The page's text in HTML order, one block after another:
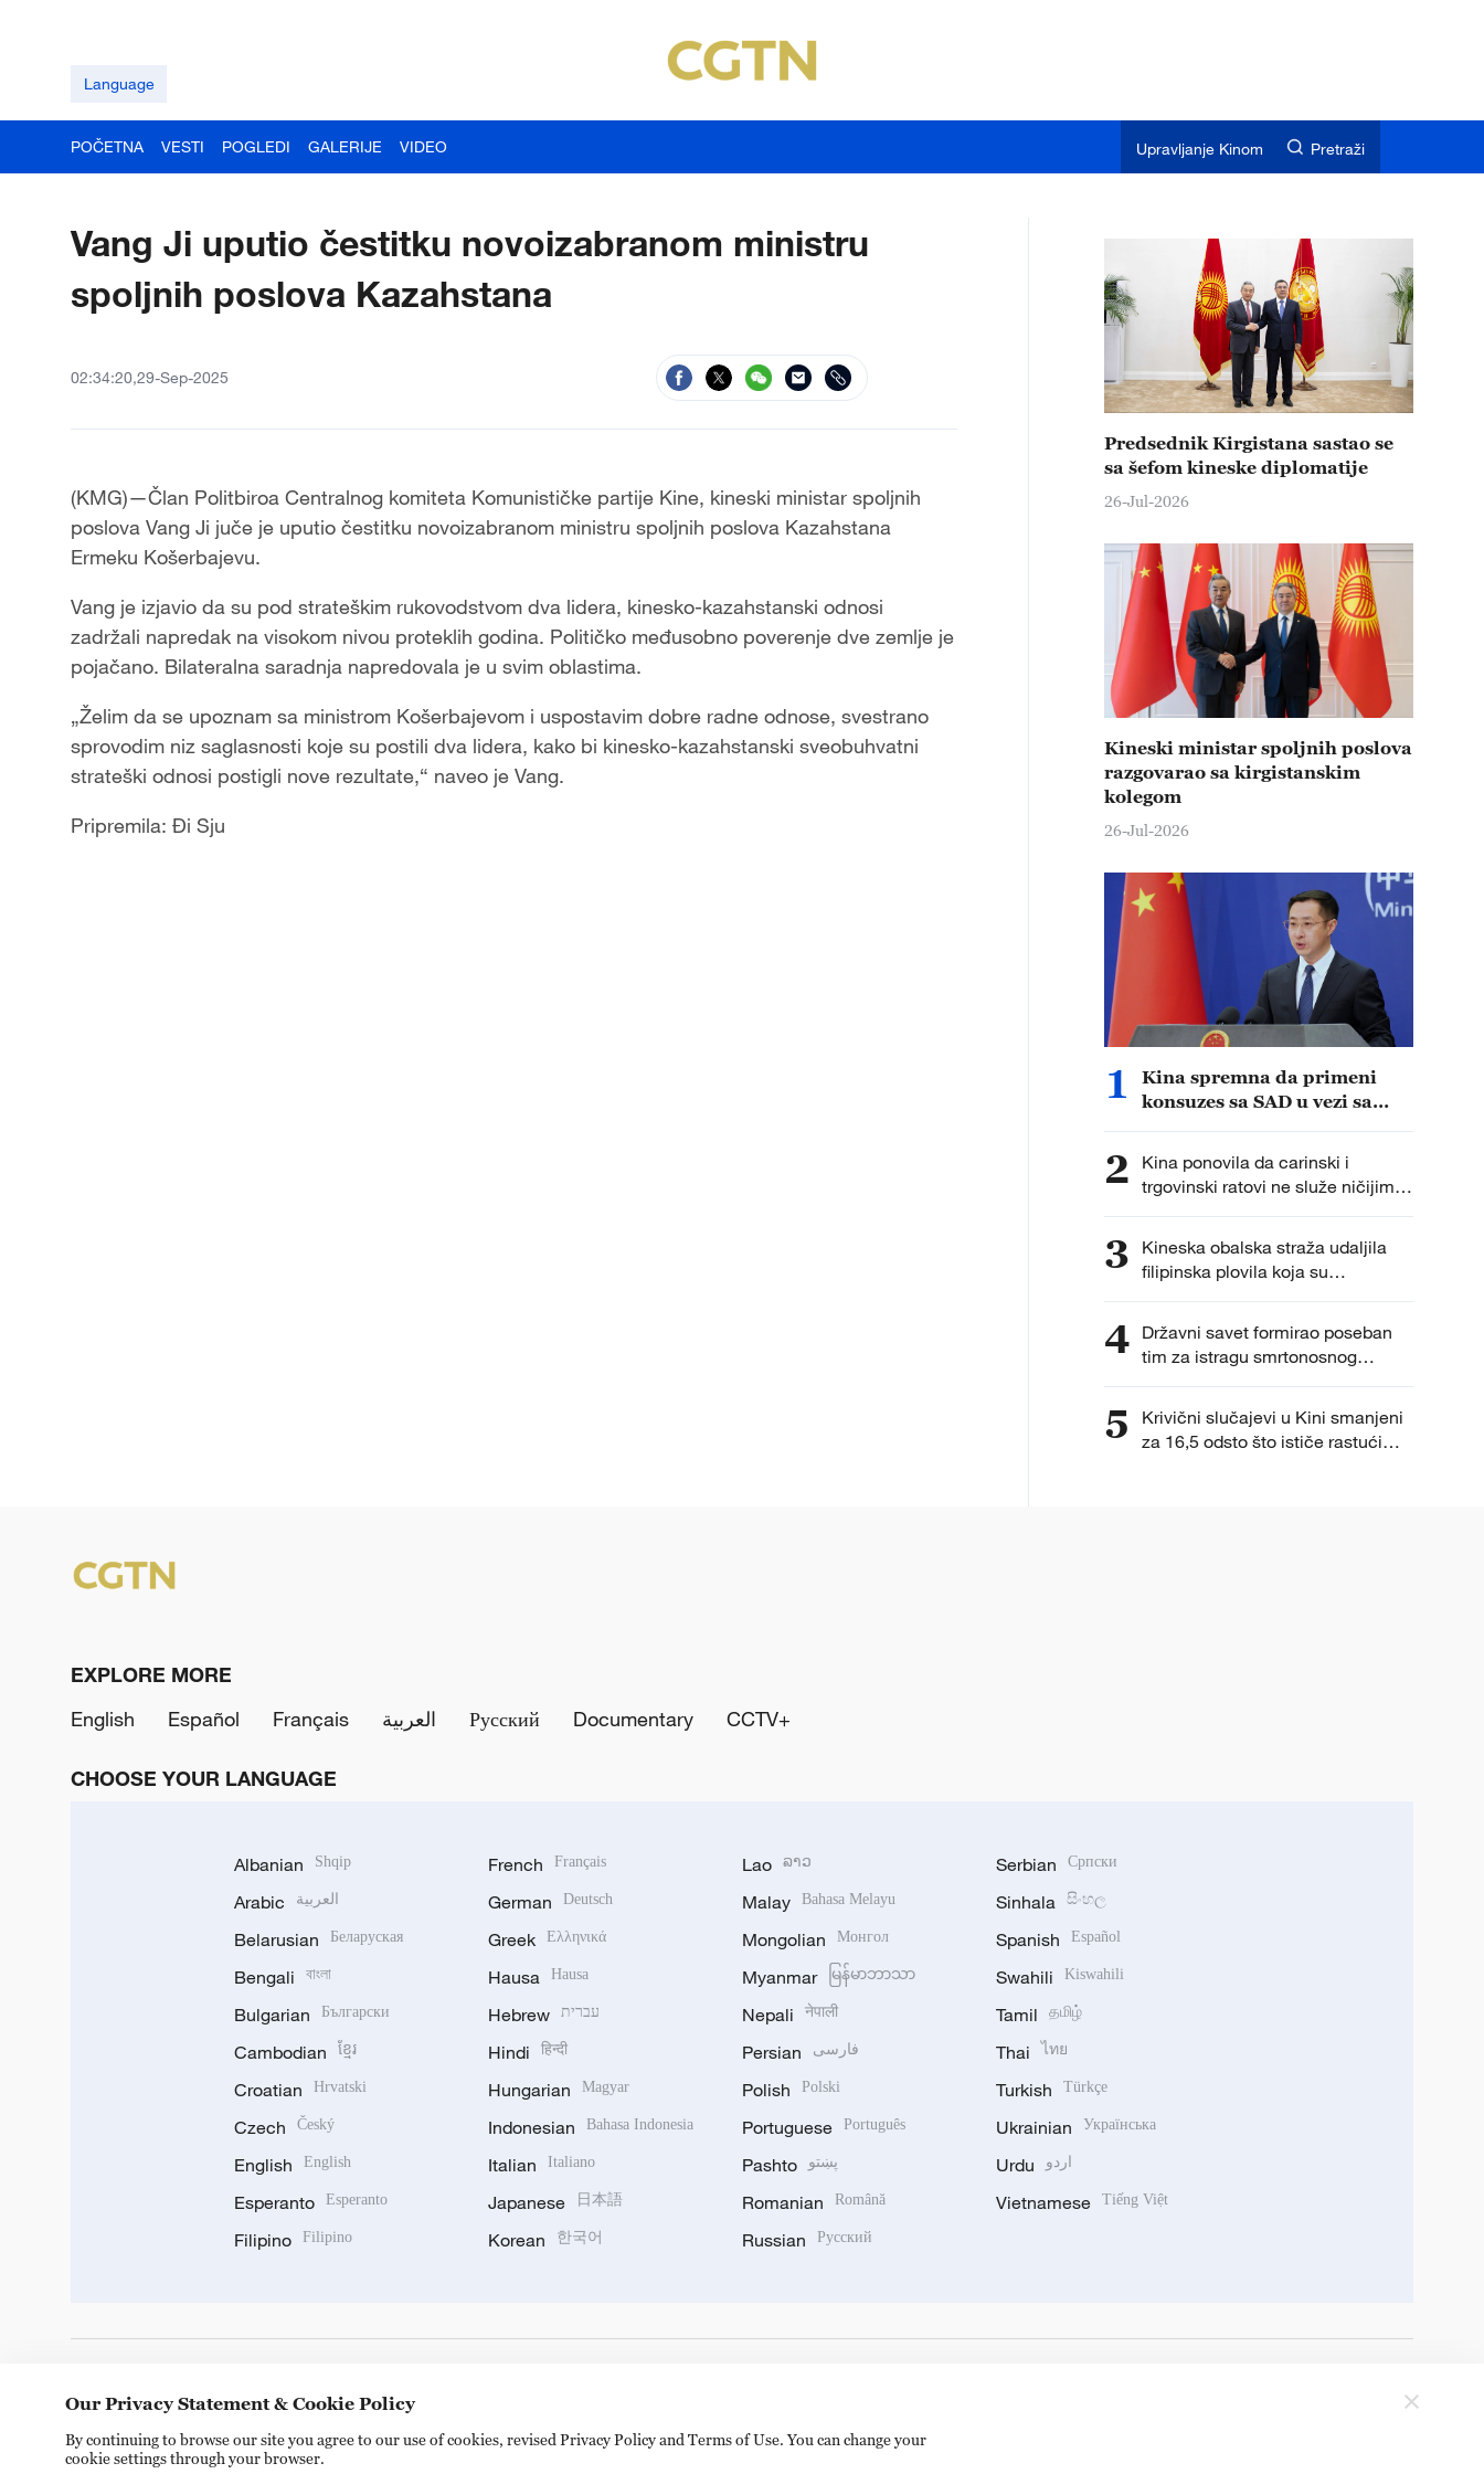
Language
POČETNA VESTI POGLEDI GALERIJE VIDEO Upravljanje Kinom Pretraži
Vang Ji uputio čestitku novoizabranom ministru
spoljnih poslova Kazahstana
02:34:20,29-Sep-2025
(KMG)—Član Politbiroa Centralnog komiteta Komunističke partije Kine, kineski ministar spoljnih
poslova Vang Ji juče je uputio čestitku novoizabranom ministru spoljnih poslova Kazahstana
Ermeku Košerbajevu.
Vang je izjavio da su pod strateškim rukovodstvom dva lidera, kinesko-kazahstanski odnosi
zadržali napredak na visokom nivou proteklih godina. Političko međusobno poverenje dve zemlje je
pojačano. Bilateralna saradnja napredovala je u svim oblastima.
„Želim da se upoznam sa ministrom Košerbajevom i uspostavim dobre radne odnose, svestrano
sprovodim niz saglasnosti koje su postili dva lidera, kako bi kinesko-kazahstanski sveobuhvatni
strateški odnosi postigli nove rezultate,“ naveo je Vang.
Pripremila: Đi Sju
Predsednik Kirgistana sastao se
sa šefom kineske diplomatije
26-Jul-2026
Kineski ministar spoljnih poslova
razgovarao sa kirgistanskim
kolegom
26-Jul-2026
1
Kina spremna da primeni
konsuzes sa SAD u vezi sa
2
Kina ponovila da carinski i
trgovinski ratovi ne služe ničijim
interesima
3
Kineska obalska straža udaljila
filipinska plovila koja su
nezakonito bila ušla u vode oko
4 Državni savet formirao poseban
tim za istragu smrtonosnog
pucanja rezervoara na jugu Kine
5
Krivični slučajevi u Kini smanjeni
za 16,5 odsto što ističe rastući
EXPLORE MORE
English
Español Français العربية Русский Documentary CCTV+
CHOOSE YOUR LANGUAGE
Albanian Shqip
Arabic العربية
Belarusian Беларуская
Bengali বাংলা
Bulgarian Български
Cambodian ខ្មែរ
Croatian Hrvatski
Czech Český
English English
Esperanto Esperanto
Filipino Filipino
French Français
German Deutsch
Greek Ελληνικά
Hausa Hausa
Hebrew עברית
Hindi हिन्दी
Hungarian Magyar
Indonesian Bahasa Indonesia
Italian Italiano
Japanese 日本語
Korean 한국어
Lao ລາວ
Malay Bahasa Melayu
Mongolian Монгол
Myanmar မြန်မာဘာသာ
Nepali नेपाली
Persian فارسی
Polish Polski
Portuguese Português
Pashto پښتو
Romanian Română
Russian Русский
Serbian Српски
Sinhala සිංහල
Spanish Español
Swahili Kiswahili
Tamil தமிழ்
Thai ไทย
Turkish Türkçe
Ukrainian Українська
Urdu اردو
Vietnamese Tiếng Việt
Our Privacy Statement & Cookie Policy
By continuing to browse our site you agree to our use of cookies, revised Privacy Policy and Terms of Use. You can change your
cookie settings through your browser.